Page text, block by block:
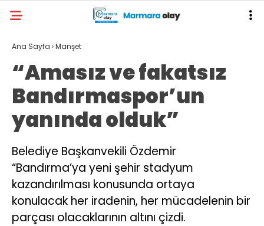
Ana Sayfa ›Manşet
“Amasız ve fakatsız
Bandırmaspor’un
yanında olduk”
Belediye Başkanvekili Özdemir
“Bandırma’ya yeni şehir stadyum
kazandırılması konusunda ortaya
konulacak her iradenin, her mücadelenin bir
parçası olacaklarının altını çizdi.